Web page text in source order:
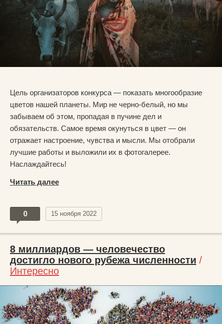
Цель организаторов конкурса — показать многообразие
цветов нашей планеты. Мир не черно-белый, но мы
забываем об этом, пропадая в пучине дел и
обязательств. Самое время окунуться в цвет — он
отражает настроение, чувства и мысли. Мы отобрали
лучшие работы и выложили их в фотогалерее.
Наслаждайтесь!
Читать далее
0 15 ноября 2022
8 миллиардов — человечество
достигло нового рубежа численности /
Интересно